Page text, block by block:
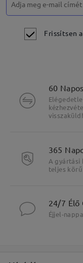
Fő
Frissítsen
60
365
A gyártási
teljes
24/7 Élő
Éjjel-